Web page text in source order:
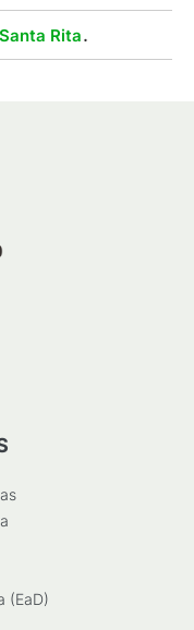
Rita.
(EaD)